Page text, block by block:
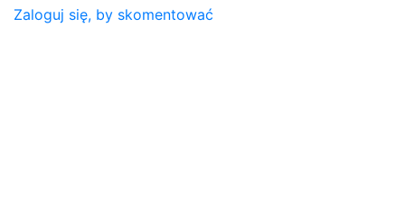
Zaloguj się, by skomentować